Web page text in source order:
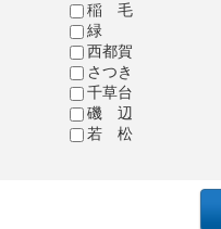
稲 毛
緑
西都賀
さつき
千草台
磯 辺
若 松